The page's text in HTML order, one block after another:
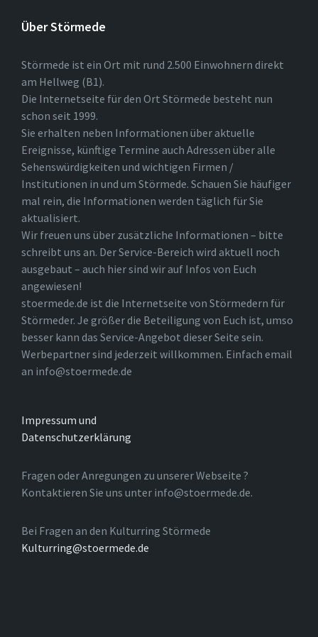
Über Störmede
Störmede ist ein Ort mit rund 2.500 Einwohnern direkt
am Hellweg (B1).
Die Internetseite für den Ort Störmede besteht nun
schon seit 1999.
Sie erhalten neben Informationen über aktuelle
Ereignisse, künftige Termine auch Adressen über alle
Sehenswürdigkeiten und wichtigen Firmen /
Institutionen in und um Störmede. Schauen Sie häufiger
mal rein, die Informationen werden täglich für Sie
aktualisiert.
Wir freuen uns über zusätzliche Informationen – bitte
schreibt uns an. Der Service-Bereich wird aktuell noch
ausgebaut – auch hier sind wir auf Infos von Euch
angewiesen!
stoermede.de ist die Internetseite von Störmedern für
Störmeder. Je größer die Beteiligung von Euch ist, umso
besser kann das Service-Angebot dieser Seite sein.
Werbepartner sind jederzeit willkommen. Einfach email
an info@stoermede.de
Impressum und
Datenschutzerklärung
Fragen oder Anregungen zu unserer Webseite ?
Kontaktieren Sie uns unter info@stoermede.de.
Bei Fragen an den Kulturring Störmede
Kulturring@stoermede.de